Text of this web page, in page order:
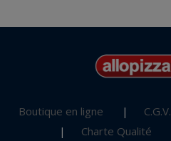
Boutique en ligne C.G.V.
Charte Qualité